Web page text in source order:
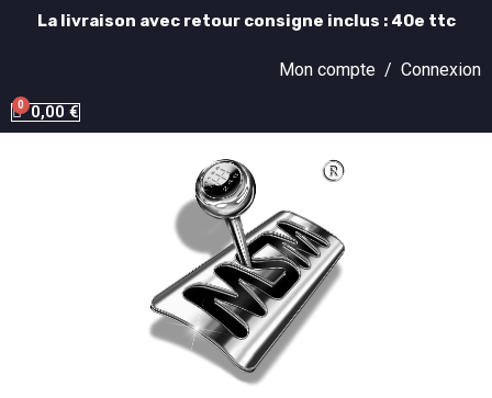
La livraison avec retour consigne inclus : 40e ttc
Mon compte / Connexion
0,00 €